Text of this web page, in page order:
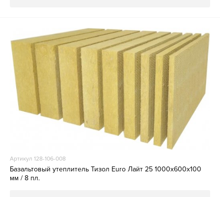
Артикул 128-106-008
Базальтовый утеплитель Тизол Euro Лайт 25 1000х600х100
мм / 8 пл.